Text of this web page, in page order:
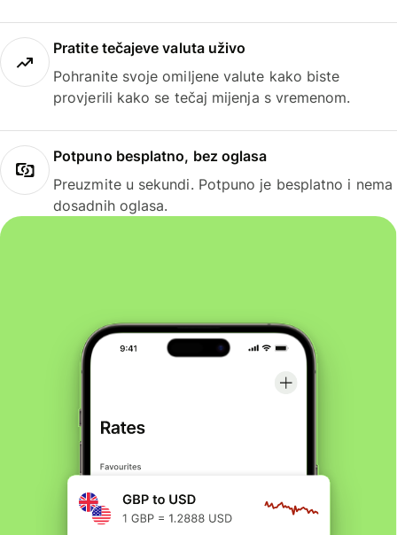
Pratite tečajeve valuta uživo
Pohranite svoje omiljene valute kako biste
provjerili kako se tečaj mijenja s vremenom.
Potpuno besplatno, bez oglasa
Preuzmite u sekundi. Potpuno je besplatno i nema
dosadnih oglasa.